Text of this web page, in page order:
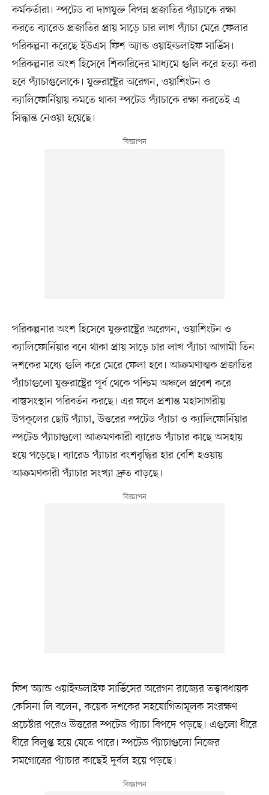
কর্মকর্তারা। স্পটেড বা দাগযুক্ত বিপন্ন প্রজাতির প্যাঁচাকে রক্ষা
করতে ব্যারেড প্রজাতির প্রায় সাড়ে চার লাখ প্যাঁচা মেরে ফেলার
পরিকল্পনা করেছে ইউএস ফিশ অ্যান্ড ওয়াইল্ডলাইফ সার্ভিস।
পরিকল্পনার অংশ হিসেবে শিকারিদের মাধ্যমে গুলি করে হত্যা করা
হবে প্যাঁচাগুলোকে। যুক্তরাষ্ট্রের অরেগন, ওয়াশিংটন ও
ক্যালিফোর্নিয়ায় কমতে থাকা স্পটেড প্যাঁচাকে রক্ষা করতেই এ
সিদ্ধান্ত নেওয়া হয়েছে।
পরিকল্পনার অংশ হিসেবে যুক্তরাষ্ট্রের অরেগন, ওয়াশিংটন ও
ক্যালিফোর্নিয়ার বনে থাকা প্রায় সাড়ে চার লাখ প্যাঁচা আগামী তিন
দশকের মধ্যে গুলি করে মেরে ফেলা হবে। আক্রমণাত্মক প্রজাতির
প্যাঁচাগুলো যুক্তরাষ্ট্রের পূর্ব থেকে পশ্চিম অঞ্চলে প্রবেশ করে
বাস্তুসংস্থান পরিবর্তন করছে। এর ফলে প্রশান্ত মহাসাগরীয়
উপকূলের ছোট প্যাঁচা, উত্তরের স্পটেড প্যাঁচা ও ক্যালিফোর্নিয়ার
স্পটেড প্যাঁচাগুলো আক্রমণকারী ব্যারেড প্যাঁচার কাছে অসহায়
হয়ে পড়েছে। ব্যারেড প্যাঁচার বংশবৃদ্ধির হার বেশি হওয়ায়
আক্রমণকারী প্যাঁচার সংখ্যা দ্রুত বাড়ছে।
ফিশ অ্যান্ড ওয়াইল্ডলাইফ সার্ভিসের অরেগন রাজ্যের তত্ত্বাবধায়ক
কেসিনা লি বলেন, কয়েক দশকের সহযোগিতামূলক সংরক্ষণ
প্রচেষ্টার পরেও উত্তরের স্পটেড প্যাঁচা বিপদে পড়ছে। এগুলো ধীরে
ধীরে বিলুপ্ত হয়ে যেতে পারে। স্পটেড প্যাঁচাগুলো নিজের
সমগোত্রের প্যাঁচার কাছেই দুর্বল হয়ে পড়ছে।